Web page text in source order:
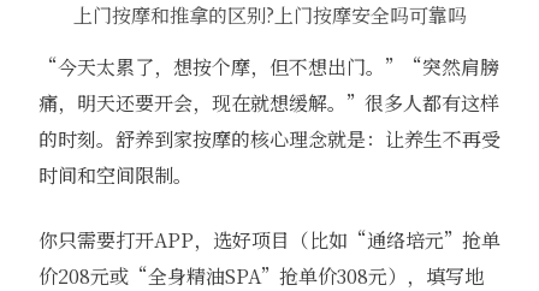
上门按摩和推拿的区别?上门按摩安全吗可靠吗
“今天太累了，想按个摩，但不想出门。”“突然肩膀
痛，明天还要开会，现在就想缓解。”很多人都有这样
的时刻。舒养到家按摩的核心理念就是：让养生不再受
时间和空间限制。
你只需要打开APP，选好项目（比如“通络培元”抢单
价208元或“全身精油SPA”抢单价308元），填写地